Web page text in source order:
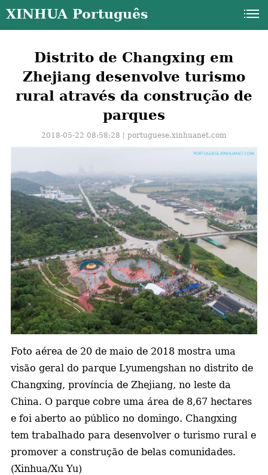
XINHUA Português
Distrito de Changxing em
Zhejiang desenvolve turismo
rural através da construção de
parques
2018-05-22 08:58:28丨portuguese.xinhuanet.com
Foto aérea de 20 de maio de 2018 mostra uma
visão geral do parque Lyumengshan no distrito de
Changxing, província de Zhejiang, no leste da
China. O parque cobre uma área de 8,67 hectares
e foi aberto ao público no domingo. Changxing
tem trabalhado para desenvolver o turismo rural e
promover a construção de belas comunidades.
(Xinhua/Xu Yu)